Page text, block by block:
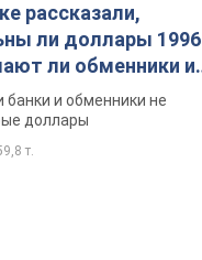
рассказали,
ли доллары 1996
ли обменники и
банки и обменники не
доллары
т.